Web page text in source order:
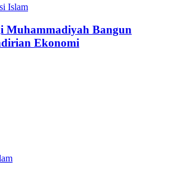
Islam
Muhammadiyah Bangun
Ekonomi